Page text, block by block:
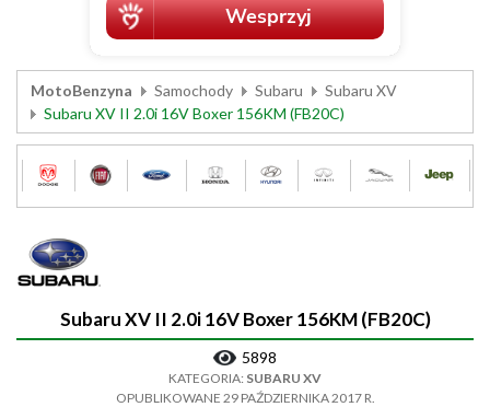
MotoBenzyna Samochody Subaru
Subaru XV
Subaru XV II 2.0i 16V Boxer 156KM (FB20C)
Subaru XV II 2.0i 16V Boxer 156KM (FB20C)
5898
KATEGORIA: SUBARU XV
OPUBLIKOWANE 29 PAŹDZIERNIKA 2017 R.